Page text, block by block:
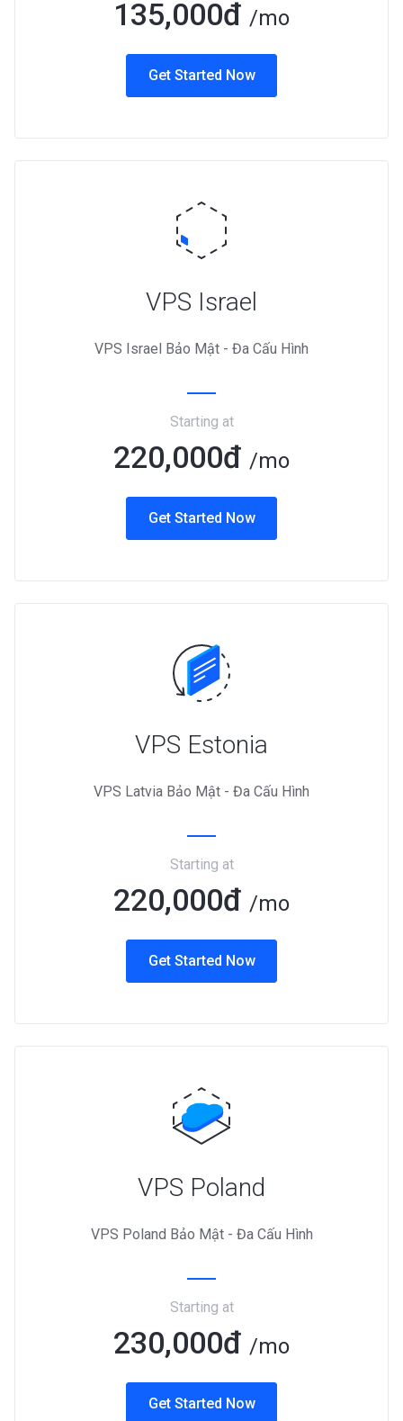
135,000đ /mo
Get Started Now
VPS Israel
VPS Israel Bảo Mật - Đa Cấu Hình
Starting at
220,000đ /mo
Get Started Now
VPS Estonia
VPS Latvia Bảo Mật - Đa Cấu Hình
Starting at
220,000đ /mo
Get Started Now
VPS Poland
VPS Poland Bảo Mật - Đa Cấu Hình
Starting at
230,000đ /mo
Get Started Now